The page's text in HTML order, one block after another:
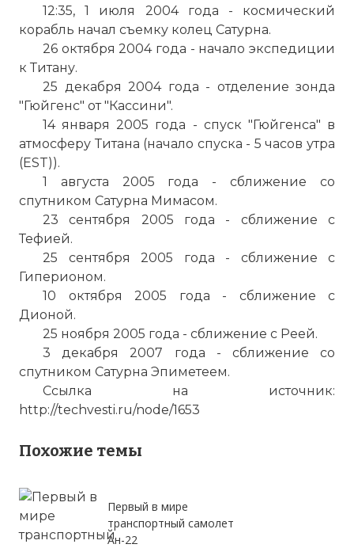
12:35, 1 июля 2004 года - космический
корабль начал съемку колец Сатурна.
26 октября 2004 года - начало экспедиции
к Титану.
25 декабря 2004 года - отделение зонда
"Гюйгенс" от "Кассини".
14 января 2005 года - спуск "Гюйгенса" в
атмосферу Титана (начало спуска - 5 часов утра
(EST)).
1 августа 2005 года - сближение со
спутником Сатурна Мимасом.
23 сентября 2005 года - сближение с
Тефией.
25 сентября 2005 года - сближение с
Гиперионом.
10 октября 2005 года - сближение с
Дионой.
25 ноября 2005 года - сближение с Реей.
3 декабря 2007 года - сближение со
спутником Сатурна Эпиметеем.
Ссылка на источник:
http://techvesti.ru/node/1653
Похожие темы
Первый в мире
транспортный самолет
Ан-22